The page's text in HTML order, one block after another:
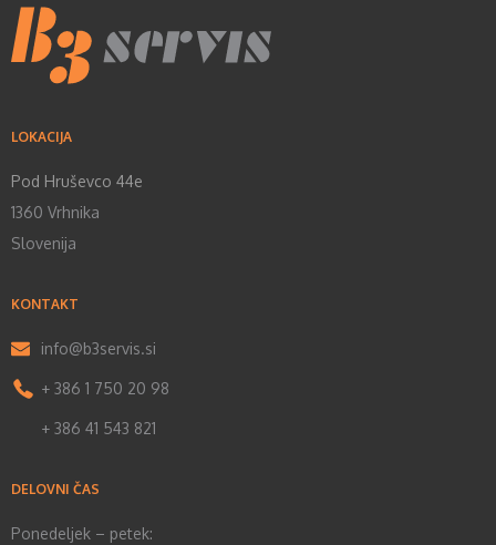
LOKACIJA
Pod Hruševco 44e
1360 Vrhnika
Slovenija
KONTAKT
info@b3servis.si
+ 386 1 750 20 98
+ 386 41 543 821
DELOVNI ČAS
Ponedeljek – petek: